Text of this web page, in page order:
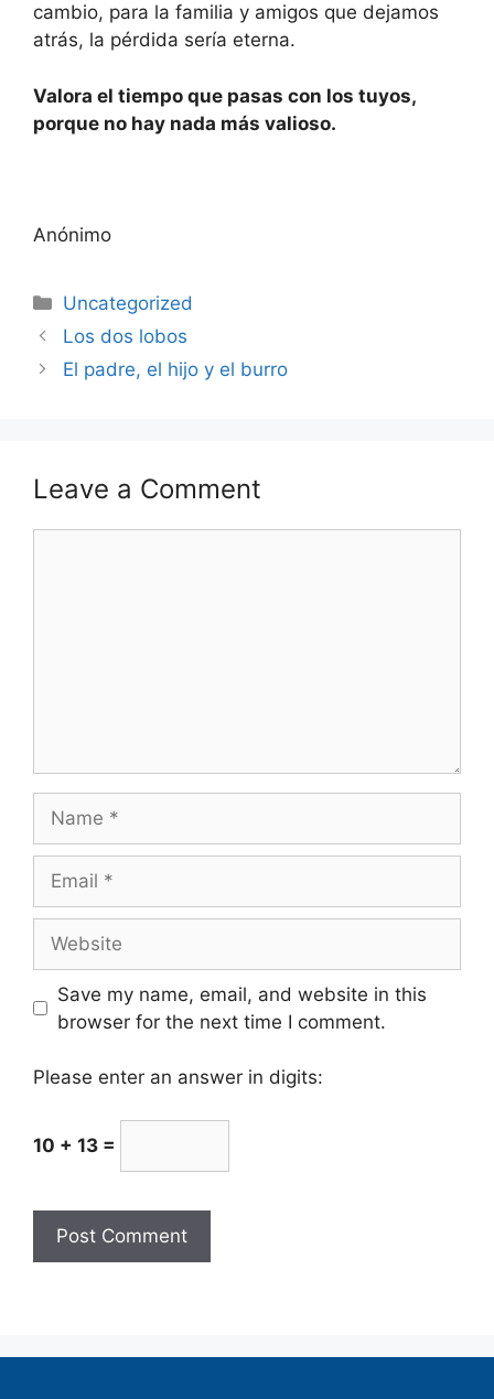
cambio, para la familia y amigos que dejamos
atrás, la pérdida sería eterna.
Valora el tiempo que pasas con los tuyos,
porque no hay nada más valioso.
Anónimo
Uncategorized
Los dos lobos
El padre, el hijo y el burro
Leave a Comment
Save my name, email, and website in this
browser for the next time I comment.
Please enter an answer in digits:
10 + 13 =